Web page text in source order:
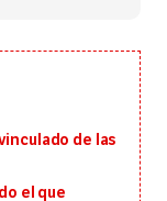
de las
el que